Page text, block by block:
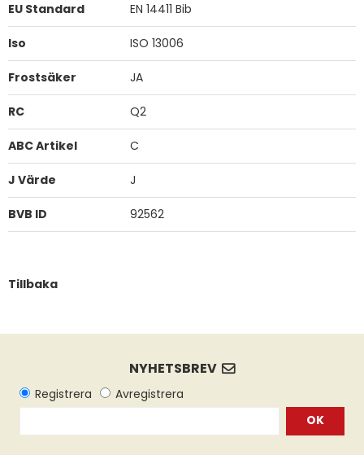
EU Standard EN 14411 Bib
Iso ISO 13006
Frostsäker JA
RC Q2
ABC Artikel C
J Värde J
BVB ID 92562
Tillbaka
OK